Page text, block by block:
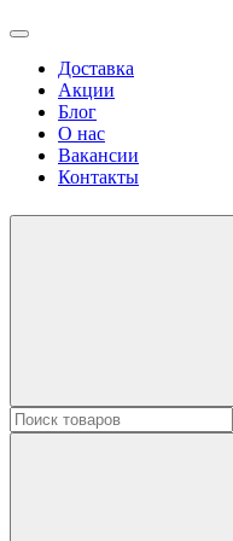
Доставка
Акции
Блог
О нас
Вакансии
Контакты
Искать: